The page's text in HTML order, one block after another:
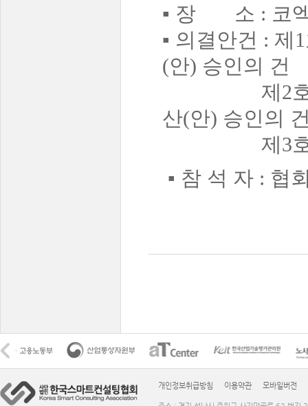
▪ 장 소 : 코엑
▪ 의결안건 : 제
(안) 승인의 건
제2호 의안
산(안) 승인의
제3호 의안
▪ 참 석 자 : 협
개인정보취급방침 이용약관 모바일버전